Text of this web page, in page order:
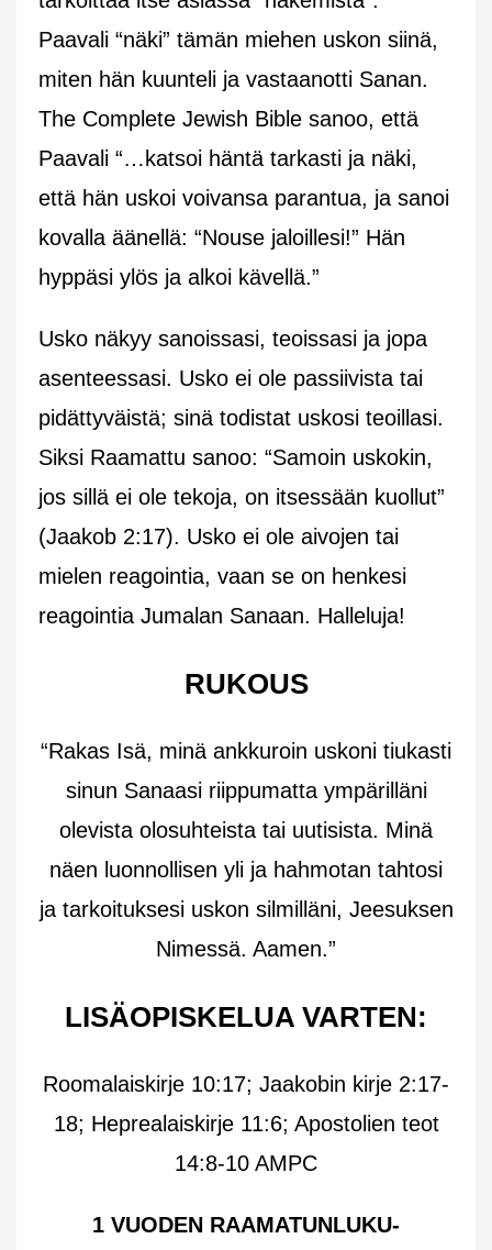
Paavali “näki” tämän miehen uskon siinä,
miten hän kuunteli ja vastaanotti Sanan.
The Complete Jewish Bible sanoo, että
Paavali “…katsoi häntä tarkasti ja näki,
että hän uskoi voivansa parantua, ja sanoi
kovalla äänellä: “Nouse jaloillesi!” Hän
hyppäsi ylös ja alkoi kävellä.”
Usko näkyy sanoissasi, teoissasi ja jopa
asenteessasi. Usko ei ole passiivista tai
pidättyväistä; sinä todistat uskosi teoillasi.
Siksi Raamattu sanoo: “Samoin uskokin,
jos sillä ei ole tekoja, on itsessään kuollut”
(Jaakob 2:17). Usko ei ole aivojen tai
mielen reagointia, vaan se on henkesi
reagointia Jumalan Sanaan. Halleluja!
RUKOUS
“Rakas Isä, minä ankkuroin uskoni tiukasti
sinun Sanaasi riippumatta ympärilläni
olevista olosuhteista tai uutisista. Minä
näen luonnollisen yli ja hahmotan tahtosi
ja tarkoituksesi uskon silmilläni, Jeesuksen
Nimessä. Aamen.”
LISÄOPISKELUA VARTEN:
Roomalaiskirje 10:17; Jaakobin kirje 2:17-
18; Heprealaiskirje 11:6; Apostolien teot
14:8-10 AMPC
1 VUODEN RAAMATUNLUKU-